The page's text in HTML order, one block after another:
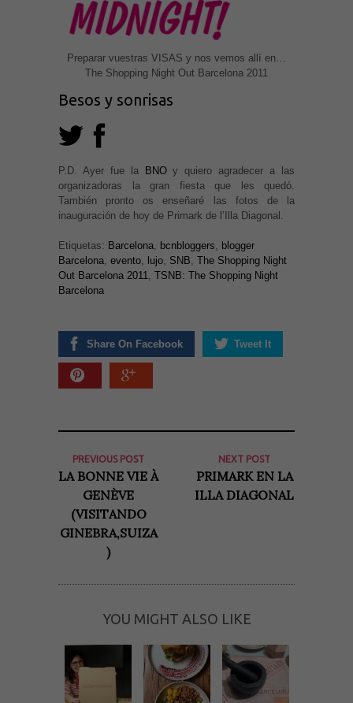
Preparar vuestras VISAS y nos vemos allí en…
The Shopping Night Out Barcelona 2011
Besos y sonrisas
P.D. Ayer fue la BNOy quiero agradecer a las
organizadoras la gran fiesta que les quedó.
También pronto os enseñaré las fotos de la
inauguración de hoy de Primark de l’Illa Diagonal.
Etiquetas: Barcelona, bcnbloggers, blogger
Barcelona, evento, lujo, SNB, The Shopping Night
Out Barcelona 2011, TSNB: The Shopping Night
Barcelona
Share On Facebook Tweet It
PREVIOUS POST
LA BONNE VIE À
GENÈVE
(VISITANDO
GINEBRA,SUIZA
)
NEXT POST
PRIMARK EN LA
ILLA DIAGONAL
YOU MIGHT ALSO LIKE